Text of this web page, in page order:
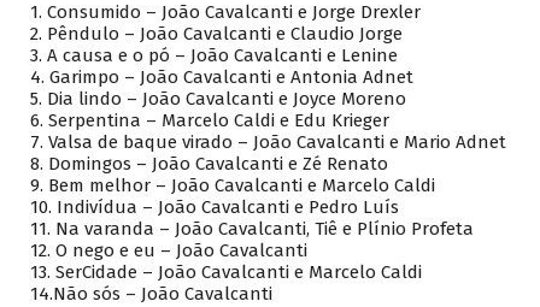
1. Consumido – João Cavalcanti e Jorge Drexler
2. Pêndulo – João Cavalcanti e Claudio Jorge
3. A causa e o pó – João Cavalcanti e Lenine
4. Garimpo – João Cavalcanti e Antonia Adnet
5. Dia lindo – João Cavalcanti e Joyce Moreno
6. Serpentina – Marcelo Caldi e Edu Krieger
7. Valsa de baque virado – João Cavalcanti e Mario Adnet
8. Domingos – João Cavalcanti e Zé Renato
9. Bem melhor – João Cavalcanti e Marcelo Caldi
10. Indivídua – João Cavalcanti e Pedro Luís
11. Na varanda – João Cavalcanti, Tiê e Plínio Profeta
12. O nego e eu – João Cavalcanti
13. SerCidade – João Cavalcanti e Marcelo Caldi
14.Não sós – João Cavalcanti